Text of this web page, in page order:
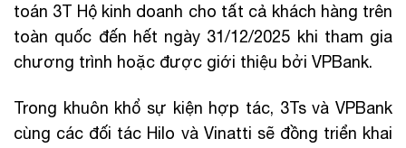
toán 3T Hộ kinh doanh cho tất cả khách hàng trên
toàn quốc đến hết ngày 31/12/2025 khi tham gia
chương trình hoặc được giới thiệu bởi VPBank.
Trong khuôn khổ sự kiện hợp tác, 3Ts và VPBank
cùng các đối tác Hilo và Vinatti sẽ đồng triển khai